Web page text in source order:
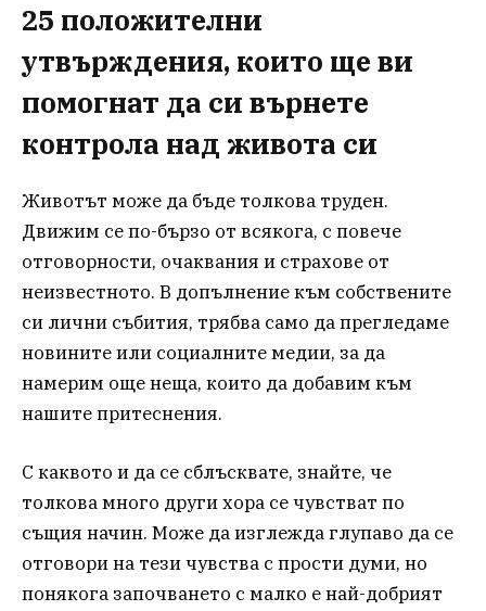
25 положителни
утвърждения, които ще ви
помогнат да си върнете
контрола над живота си
Животът може да бъде толкова труден.
Движим се по-бързо от всякога, с повече
отговорности, очаквания и страхове от
неизвестното. В допълнение към собствените
си лични събития, трябва само да прегледаме
новините или социалните медии, за да
намерим още неща, които да добавим към
нашите притеснения.
С каквото и да се сблъсквате, знайте, че
толкова много други хора се чувстват по
същия начин. Може да изглежда глупаво да се
отговори на тези чувства с прости думи, но
понякога започването с малко е най-добрият